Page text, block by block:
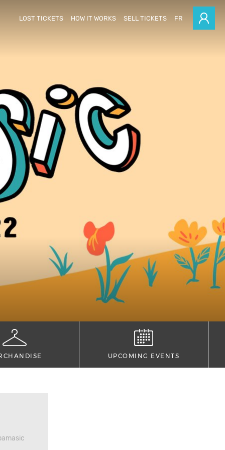
LOST TICKETS HOW IT WORKS SELL TICKETS FR
UPCOMING EVENTS